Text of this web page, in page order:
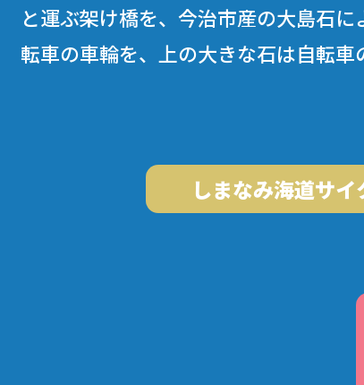
と運ぶ架け橋を、今治市産の大島石
転車の車輪を、上の大きな石は自転車
しまなみ海道サ